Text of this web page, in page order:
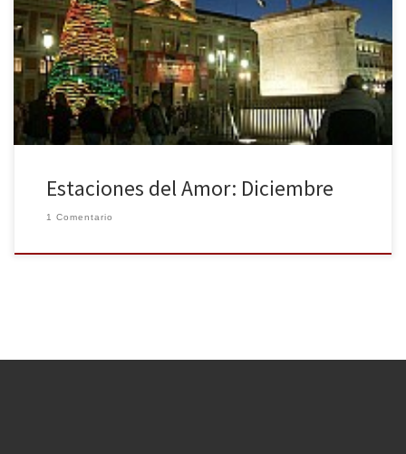
invierno con su nieve blanquecina. Cada fiesta que celebremos
sea como una semilla. Que nos traerá a su tiempo una cosecha de
Maravilla. La inmaculada ilumine con su luz nuestra vida. Y en
Noche Buena veamos nuestras metas cumplidas. […]
Estaciones del Amor: Diciembre
1 Comentario